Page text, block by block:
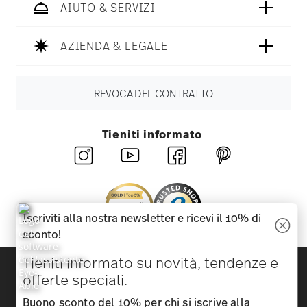
AIUTO & SERVIZI
AZIENDA & LEGALE
REVOCA DEL CONTRATTO
Tieniti informato
Scopri tutti i nostri brand
Bellezza e funzionalità per la tua casa
Iscriviti alla nostra newsletter e ricevi il 10% di
sconto!
Tieniti informato su novità, tendenze e
offerte speciali.
Buono sconto del 10% per chi si iscrive alla